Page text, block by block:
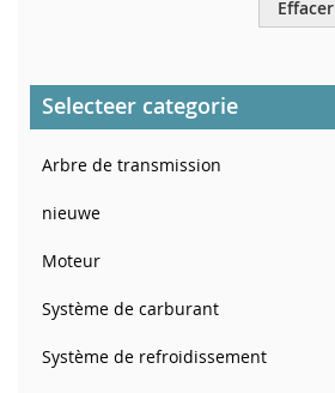
Effacer
Selecteer categorie
Arbre de transmission
nieuwe
Moteur
Système de carburant
Système de refroidissement